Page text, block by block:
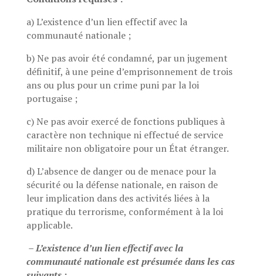
a) L’existence d’un lien effectif avec la
communauté nationale ;
b) Ne pas avoir été condamné, par un jugement
définitif, à une peine d’emprisonnement de trois
ans ou plus pour un crime puni par la loi
portugaise ;
c) Ne pas avoir exercé de fonctions publiques à
caractère non technique ni effectué de service
militaire non obligatoire pour un État étranger.
d) L’absence de danger ou de menace pour la
sécurité ou la défense nationale, en raison de
leur implication dans des activités liées à la
pratique du terrorisme, conformément à la loi
applicable.
– L’existence d’un lien effectif avec la
communauté nationale est présumée dans les cas